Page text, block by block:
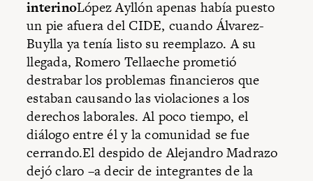
interinoLópez Ayllón apenas había puesto
un pie afuera del CIDE, cuando Álvarez-
Buylla ya tenía listo su reemplazo. A su
llegada, Romero Tellaeche prometió
destrabar los problemas financieros que
estaban causando las violaciones a los
derechos laborales. Al poco tiempo, el
diálogo entre él y la comunidad se fue
cerrando.El despido de Alejandro Madrazo
dejó claro –a decir de integrantes de la